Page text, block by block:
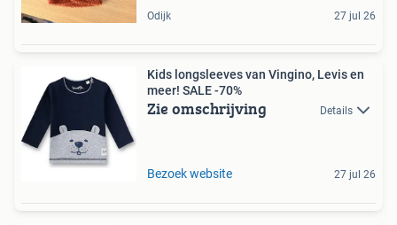
Odijk 27 jul 26
Kids longsleeves van Vingino, Levis en
meer! SALE -70%
Zie omschrijving Details
Bezoek website 27 jul 26